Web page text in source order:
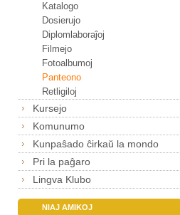
Katalogo
Dosierujo
Diplomlaboraĵoj
Filmejo
Fotoalbumoj
Panteono
Retligiloj
Kursejo
Komunumo
Kunpaŝado ĉirkaŭ la mondo
Pri la paĝaro
Lingva Klubo
NIAJ AMIKOJ